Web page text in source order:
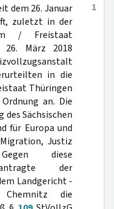
1
dem 26. Januar
zuletzt in der
/ Freistaat
26. März 2018
in die
Thüringen
an. Die
Sächsischen
für Europa und
Justiz
diese
der
Landgericht -
Chemnitz die